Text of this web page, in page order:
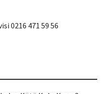
0216 471 59 56